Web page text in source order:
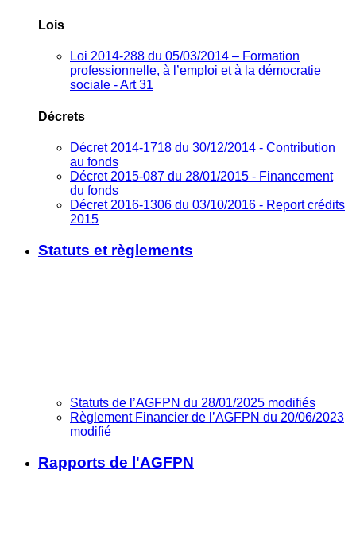
Lois
Loi 2014-288 du 05/03/2014 – Formation
professionnelle, à l’emploi et à la démocratie
sociale - Art 31
Décrets
Décret 2014-1718 du 30/12/2014 - Contribution
au fonds
Décret 2015-087 du 28/01/2015 - Financement
du fonds
Décret 2016-1306 du 03/10/2016 - Report crédits
2015
Statuts et règlements
Statuts de l’AGFPN du 28/01/2025 modifiés
Règlement Financier de l’AGFPN du 20/06/2023
modifié
Rapports de l'AGFPN